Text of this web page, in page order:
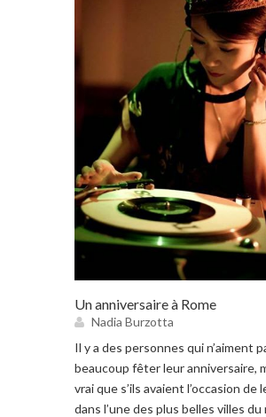
Un anniversaire à Rome
Nadia Burzotta
Il y a des personnes qui n’aiment
beaucoup fêter leur anniversaire,
vrai que s’ils avaient l’occasion de
dans l’une des plus belles villes du